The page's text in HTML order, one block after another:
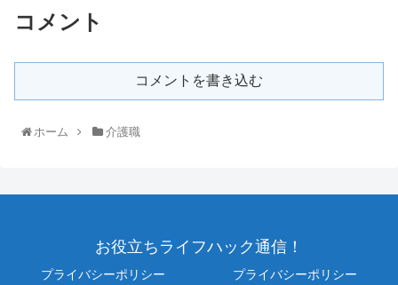
コメント
コメントを書き込む
ホーム 介護職
お役立ちライフハック通信！
プライバシーポリシー プライバシーポリシー